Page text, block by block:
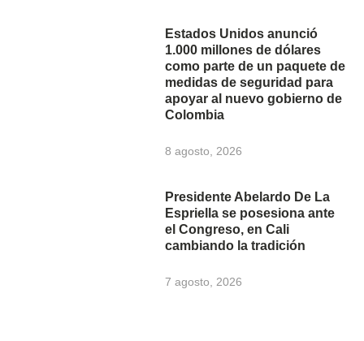
Estados Unidos anunció
1.000 millones de dólares
como parte de un paquete de
medidas de seguridad para
apoyar al nuevo gobierno de
Colombia
8 agosto, 2026
Presidente Abelardo De La
Espriella se posesiona ante
el Congreso, en Cali
cambiando la tradición
7 agosto, 2026